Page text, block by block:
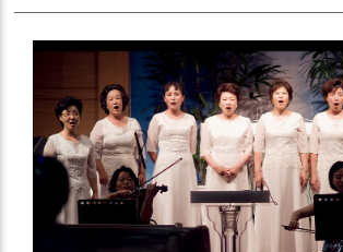
Sketchbook5, 스케치